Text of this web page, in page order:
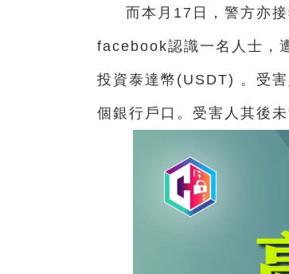
而本月17日， 警方亦
facebook認識一名人士，
投資泰達幣(USDT) 。受
個銀行戶口。受害人其後